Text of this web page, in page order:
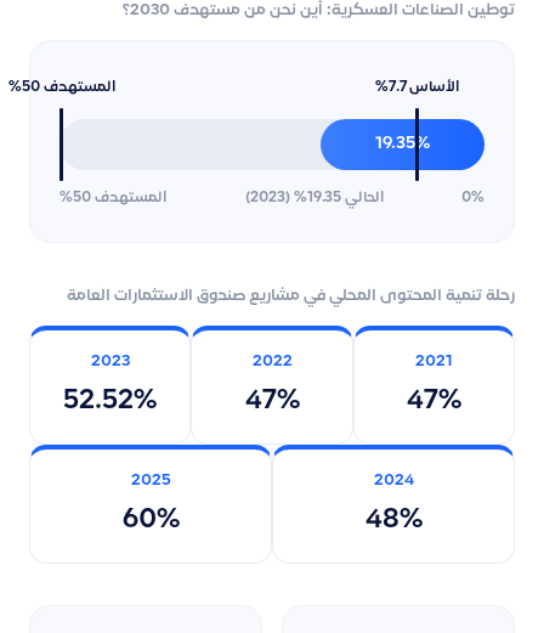
توطين الصناعات العسكرية: أين نحن من مستهدف 2030؟
19.35%
الأساس 7.7% المستهدف 50%
0% الحالي 19.35% (2023) المستهدف 50%
رحلة تنمية المحتوى المحلي في مشاريع صندوق الاستثمارات العامة
2021
47%
2022
47%
2023
52.52%
2024
48%
2025
60%